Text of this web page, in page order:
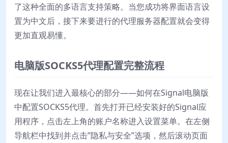
了这种全面的多语言支持策略。当您成功将界面语言设
置为中文后，接下来要进行的代理服务器配置就会变得
更加直观易懂。
电脑版SOCKS5代理配置完整流程
现在让我们进入最核心的部分——如何在Signal电脑版
中配置SOCKS5代理。首先打开已经安装好的Signal应
用程序，点击左上角的账户名称进入设置菜单。在左侧
导航栏中找到并点击”隐私与安全”选项，然后滚动页面